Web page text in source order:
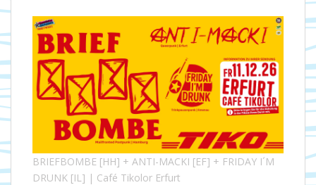
BRIEFBOMBE [HH] + ANTI-MACKI [EF] + FRIDAY I´M
DRUNK [IL] | Café Tikolor Erfurt